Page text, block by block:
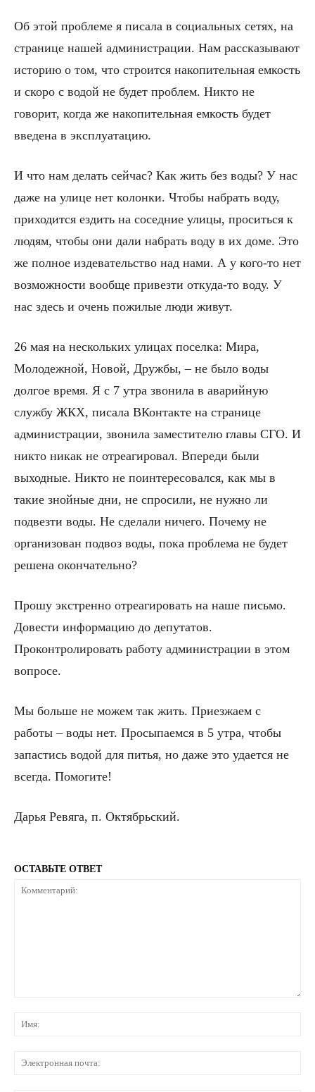
Об этой проблеме я писала в социальных сетях, на
странице нашей администрации. Нам рассказывают
историю о том, что строится накопительная емкость
и скоро с водой не будет проблем. Никто не
говорит, когда же накопительная емкость будет
введена в эксплуатацию.
И что нам делать сейчас? Как жить без воды? У нас
даже на улице нет колонки. Чтобы набрать воду,
приходится ездить на соседние улицы, проситься к
людям, чтобы они дали набрать воду в их доме. Это
же полное издевательство над нами. А у кого-то нет
возможности вообще привезти откуда-то воду. У
нас здесь и очень пожилые люди живут.
26 мая на нескольких улицах поселка: Мира,
Молодежной, Новой, Дружбы, – не было воды
долгое время. Я с 7 утра звонила в аварийную
службу ЖКХ, писала ВКонтакте на странице
администрации, звонила заместителю главы СГО. И
никто никак не отреагировал. Впереди были
выходные. Никто не поинтересовался, как мы в
такие знойные дни, не спросили, не нужно ли
подвезти воды. Не сделали ничего. Почему не
организован подвоз воды, пока проблема не будет
решена окончательно?
Прошу экстренно отреагировать на наше письмо.
Довести информацию до депутатов.
Проконтролировать работу администрации в этом
вопросе.
Мы больше не можем так жить. Приезжаем с
работы – воды нет. Просыпаемся в 5 утра, чтобы
запастись водой для питья, но даже это удается не
всегда. Помогите!
Дарья Ревяга, п. Октябрьский.
ОСТАВЬТЕ ОТВЕТ